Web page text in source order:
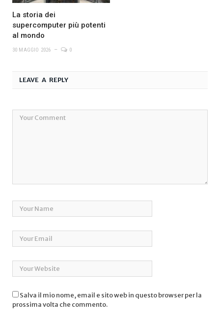
La storia dei
supercomputer più potenti
al mondo
30 MAGGIO 2026 0
LEAVE A REPLY
Salva il mio nome, email e sito web in questo browser per la
prossima volta che commento.